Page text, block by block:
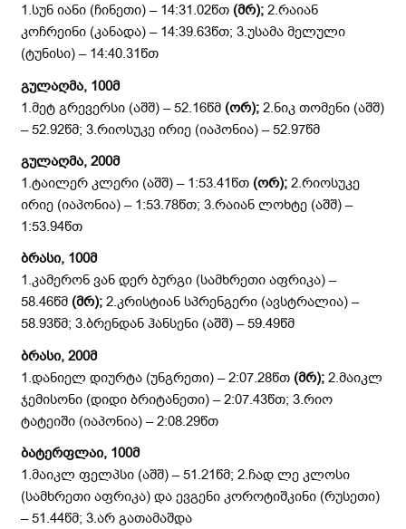
1.სუნ იანი (ჩინეთი) – 14:31.02წთ (მრ); 2.რაიან
კოჩრეინი (კანადა) – 14:39.63წთ; 3.უსამა მელული
(ტუნისი) – 14:40.31წთ
გულაღმა, 100მ
1.მეტ გრევერსი (აშშ) – 52.16წმ (ორ); 2.ნიკ თომენი (აშშ)
– 52.92წმ; 3.რიოსუკე ირიე (იაპონია) – 52.97წმ
გულაღმა, 200მ
1.ტაილერ კლერი (აშშ) – 1:53.41წთ (ორ); 2.რიოსუკე
ირიე (იაპონია) – 1:53.78წთ; 3.რაიან ლოხტე (აშშ) –
1:53.94წთ
ბრასი, 100მ
1.კამერონ ვან დერ ბურგი (სამხრეთი აფრიკა) –
58.46წმ (მრ); 2.კრისტიან სპრენგერი (ავსტრალია) –
58.93წმ; 3.ბრენდან ჰანსენი (აშშ) – 59.49წმ
ბრასი, 200მ
1.დანიელ დიურტა (უნგრეთი) – 2:07.28წთ (მრ); 2.მაიკლ
ჯემისონი (დიდი ბრიტანეთი) – 2:07.43წთ; 3.რიო
ტატეიში (იაპონია) – 2:08.29წთ
ბატერფლაი, 100მ
1.მაიკლ ფელპსი (აშშ) – 51.21წმ; 2.ჩად ლე კლოსი
(სამხრეთი აფრიკა) და ევგენი კოროტიშკინი (რუსეთი)
– 51.44წმ; 3.არ გათამაშდა